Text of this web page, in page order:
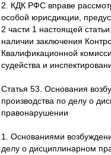
2. КДК РФС вправе
особой юрисдикции,
2 части 1 настоящей
наличии заключения
Квалификационной
судейства и
Статья 53. Основания
производства по делу о
правонарушении
1. Основаниями
делу о дисциплинарном